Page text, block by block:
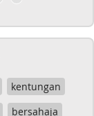
kentungan
bersahaja